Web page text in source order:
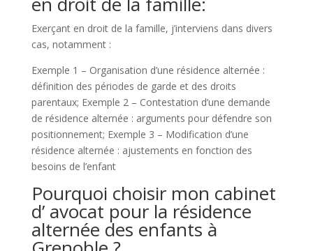
Exerçant en droit de la famille, j’interviens dans divers
cas, notamment :
Exemple 1 – Organisation d’une résidence alternée :
définition des périodes de garde et des droits
parentaux; Exemple 2 – Contestation d’une demande
de résidence alternée : arguments pour défendre son
positionnement; Exemple 3 – Modification d’une
résidence alternée : ajustements en fonction des
besoins de l’enfant
Pourquoi choisir mon cabinet
d’ avocat pour la résidence
alternée des enfants à